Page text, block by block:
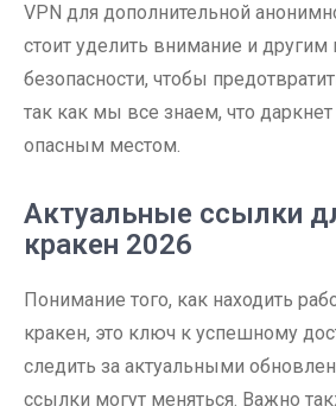
VPN для дополнительной
стоит уделить внимание и
безопасности, чтобы
так как мы все знаем, что
опасным местом.
Актуальные ссылки
кракен 2026
Понимание того, как находить
кракен, это ключ к успешному
следить за актуальными
ссылки могут меняться. Важно